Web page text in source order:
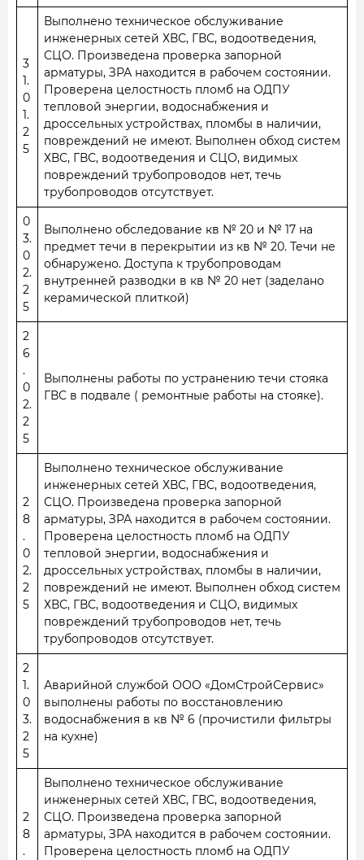
3
1.
0
1.
2
5
Выполнено техническое обслуживание
инженерных сетей ХВС, ГВС, водоотведения,
СЦО. Произведена проверка запорной
арматуры, ЗРА находится в рабочем состоянии.
Проверена целостность пломб на ОДПУ
тепловой энергии, водоснабжения и
дроссельных устройствах, пломбы в наличии,
повреждений не имеют. Выполнен обход систем
ХВС, ГВС, водоотведения и СЦО, видимых
повреждений трубопроводов нет, течь
трубопроводов отсутствует.
0
3.
0
2.
2
5
Выполнено обследование кв № 20 и № 17 на
предмет течи в перекрытии из кв № 20. Течи не
обнаружено. Доступа к трубопроводам
внутренней разводки в кв № 20 нет (заделано
керамической плиткой)
2
6
.
0
2.
2
5
Выполнены работы по устранению течи стояка
ГВС в подвале ( ремонтные работы на стояке).
2
8
.
0
2.
2
5
Выполнено техническое обслуживание
инженерных сетей ХВС, ГВС, водоотведения,
СЦО. Произведена проверка запорной
арматуры, ЗРА находится в рабочем состоянии.
Проверена целостность пломб на ОДПУ
тепловой энергии, водоснабжения и
дроссельных устройствах, пломбы в наличии,
повреждений не имеют. Выполнен обход систем
ХВС, ГВС, водоотведения и СЦО, видимых
повреждений трубопроводов нет, течь
трубопроводов отсутствует.
2
1.
0
3.
2
5
Аварийной службой ООО «ДомСтройСервис»
выполнены работы по восстановлению
водоснабжения в кв № 6 (прочистили фильтры
на кухне)
2
8
.
Выполнено техническое обслуживание
инженерных сетей ХВС, ГВС, водоотведения,
СЦО. Произведена проверка запорной
арматуры, ЗРА находится в рабочем состоянии.
Проверена целостность пломб на ОДПУ